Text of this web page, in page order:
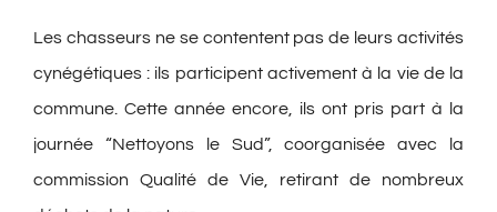
Les chasseurs ne se contentent pas de leurs activités
cynégétiques : ils participent activement à la vie de la
commune. Cette année encore, ils ont pris part à la
journée “Nettoyons le Sud”, coorganisée avec la
commission Qualité de Vie, retirant de nombreux